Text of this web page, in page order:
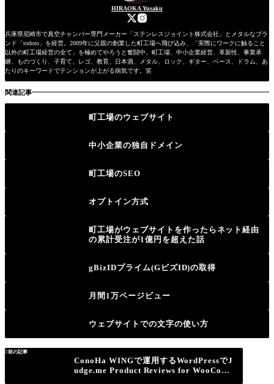
HIRAOKA Yusaku
兵庫県尼崎市で真空チャンバー専門メーカー「ステンレスジョイント株式会社」とメタルなブラ
ンド「todoro」を経営。2009年に父親の創業した町工場へ飛び込み、「実際にワークに触ること
以外の町工場経営の全て」を極めてやろうと奮闘中。町工場、中小企業経営、革新性、事業承
継、ものづくり、子育て、レゴ、教育、日本酒、メタル、ロック、ギター、ベース、ドラム、あ
たりのキーワードでテンションが上がる病気です。笑
関連記事
町工場のウェブサイト
中小企業の独自ドメイン
町工場のSEO
オプトイン方式
町工場がウェブサイトを作ったらネット経由
の累計受注が1億円を超えた話
gBizIDプライム(GビズID)の取得
月間1万ページビュー
ウェブサイトでの文字の使い方
前の記事
ConoHa WINGで運用するWordPressでJ
udge.me Product Reviews for WooCom